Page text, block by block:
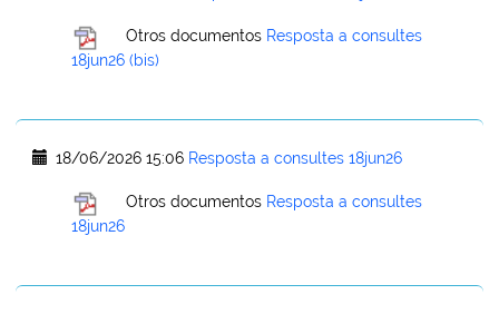
Otros documentos Resposta a consultes
18jun26 (bis)
18/06/2026 15:06 Resposta a consultes 18jun26
Otros documentos Resposta a consultes
18jun26